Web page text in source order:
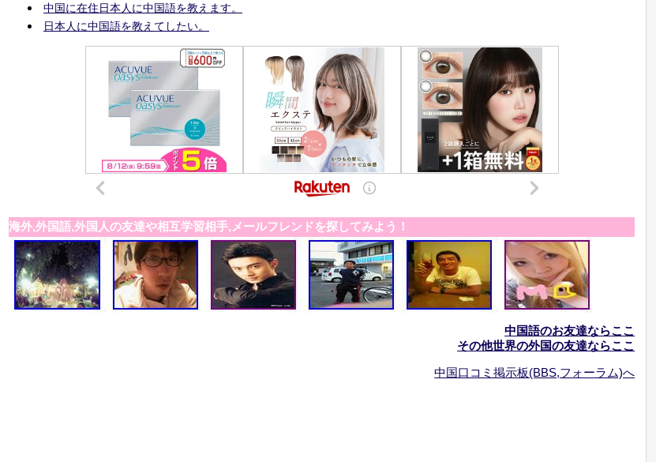
中国に在住日本人に中国語を教えます。
日本人に中国語を教えてしたい。
海外,外国語,外国人の友達や相互学習相手,メールフレンドを探してみよう！
中国語のお友達ならここ
その他世界の外国の友達ならここ
中国口コミ掲示板(BBS,フォーラム)へ